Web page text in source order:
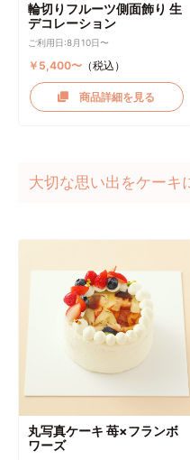
輪切りフルーツ側面飾り 生
デコレーション
ご利用日:8月10日〜
￥5,400〜（税込）
商品詳細を見る
大切な思い出をケーキ
丸写真ケーキ 苺×フランボ
ワーズ